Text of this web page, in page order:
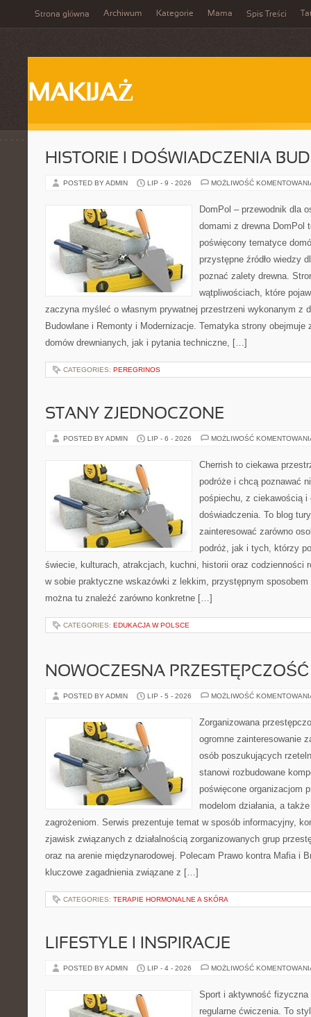
Strona główna Archiwum Kategorie Mama Spis Treści
MAKIJAŻ
HISTORIE I DOŚWIADCZENIA
POSTED BY ADMIN LIP - 9 - 2026 MOŻLIWOŚĆ
DomPol – przewodnik dla
domami z drewna DomPol
poświęcony tematyce
przystępne źródło wiedzy
poznać zalety drewna.
wątpliwościach, które
zaczyna myśleć o własnym prywatnej przestrzeni wykonanym z
Budowlane i Remonty i Modernizacje. Tematyka strony obejmuje
domów drewnianych, jak i pytania techniczne, […]
CATEGORIES: PEREGRINOS
STANY ZJEDNOCZONE
POSTED BY ADMIN LIP - 6 - 2026 MOŻLIWOŚĆ
Cherrish to ciekawa
podróże i chcą poznawać
pośpiechu, z ciekawością i
doświadczenia. To blog
zainteresować zarówno
podróż, jak i tych, którzy
świecie, kulturach, atrakcjach, kuchni, historii oraz codzienności
w sobie praktyczne wskazówki z lekkim, przystępnym
można tu znaleźć zarówno konkretne […]
CATEGORIES: EDUKACJA W POLSCE
NOWOCZESNA PRZESTĘPCZOŚĆ
POSTED BY ADMIN LIP - 5 - 2026 MOŻLIWOŚĆ
Zorganizowana
ogromne zainteresowanie
osób poszukujących
stanowi rozbudowane
poświęcone organizacjom
modelom działania, a
zagrożeniom. Serwis prezentuje temat w sposób informacyjny,
zjawisk związanych z działalnością zorganizowanych grup
oraz na arenie międzynarodowej. Polecam Prawo kontra Mafia i
kluczowe zagadnienia związane z […]
CATEGORIES: TERAPIE HORMONALNE A SKÓRA
LIFESTYLE I INSPIRACJE
POSTED BY ADMIN LIP - 4 - 2026 MOŻLIWOŚĆ
Sport i aktywność
regularne ćwiczenia. To